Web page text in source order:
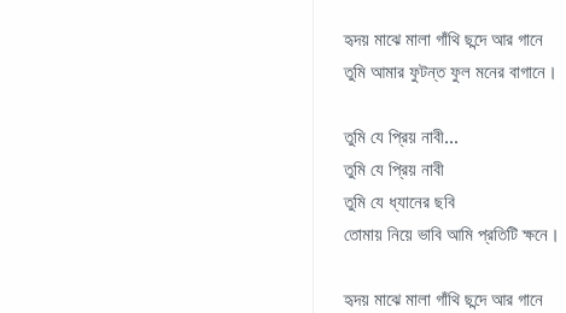
হৃদয় মাঝে মালা গাঁথি ছন্দে আর গানে
তুমি আমার ফুটন্ত ফুল মনের বাগানে।
তুমি যে প্রিয় নাবী...
তুমি যে প্রিয় নাবী
তুমি যে ধ্যানের ছবি
তোমায় নিয়ে ভাবি আমি প্রতিটি ক্ষনে।
হৃদয় মাঝে মালা গাঁথি ছন্দে আর গানে